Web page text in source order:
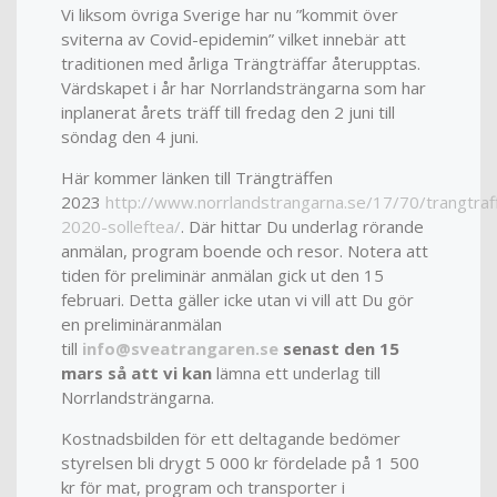
Vi liksom övriga Sverige har nu ”kommit över
sviterna av Covid-epidemin” vilket innebär att
traditionen med årliga Trängträffar återupptas.
Värdskapet i år har Norrlandsträngarna som har
inplanerat årets träff till fredag den 2 juni till
söndag den 4 juni.
Här kommer länken till Trängträffen
2023 http://www.norrlandstrangarna.se/17/70/
2020-solleftea/. Där hittar Du underlag rörande
anmälan, program boende och resor. Notera att
tiden för preliminär anmälan gick ut den 15
februari. Detta gäller icke utan vi vill att Du gör
en preliminäranmälan
till info@sveatrangaren.se senast den 15
mars så att vi kan lämna ett underlag till
Norrlandsträngarna.
Kostnadsbilden för ett deltagande bedömer
styrelsen bli drygt 5 000 kr fördelade på 1 500
kr för mat, program och transporter i